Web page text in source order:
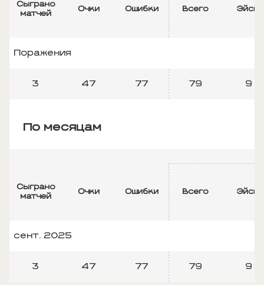
Сыграно
матчей
Очки Ошибки Всего Эйсы
Поражения
3 47 77 79 9
По месяцам
Сыграно
матчей
Очки Ошибки Всего Эйсы
сент. 2025
3 47 77 79 9